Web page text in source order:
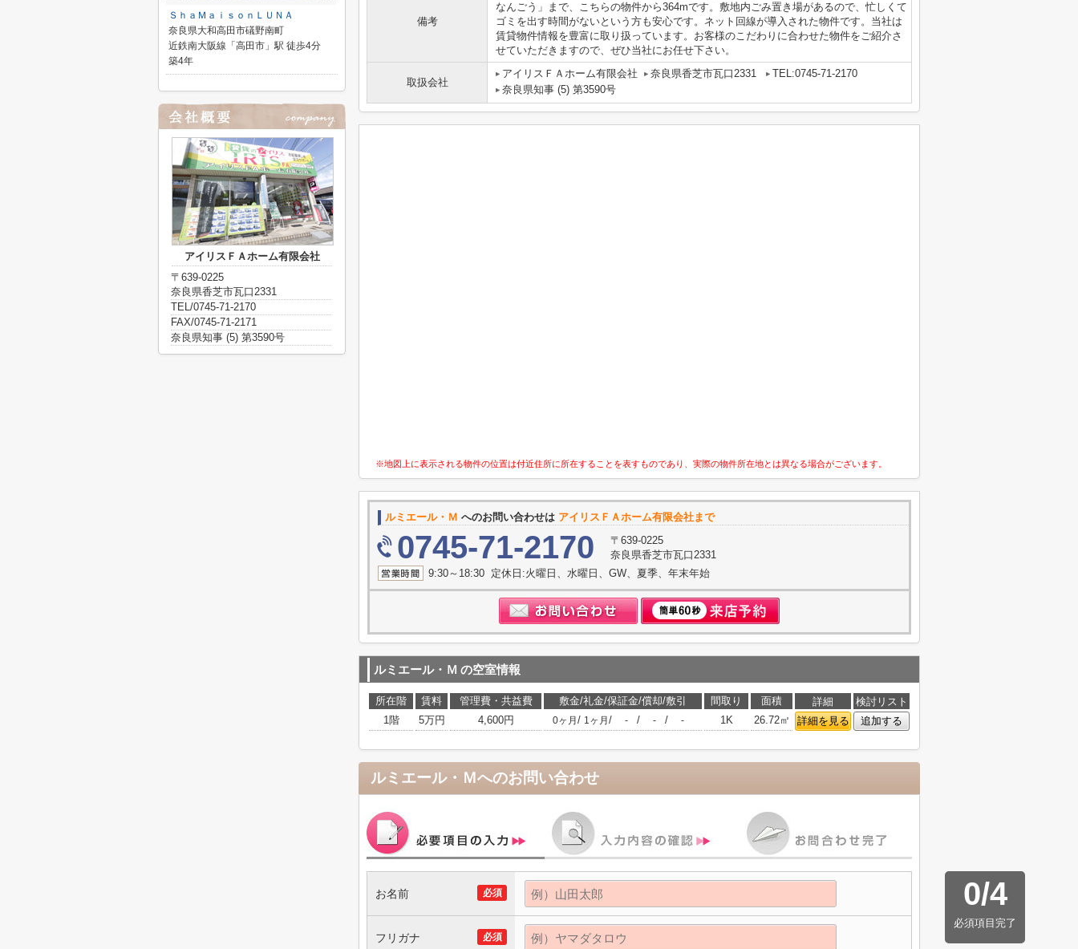
備考
なんごう」まで、こちらの物件から364mです。敷地内ごみ置き場があるので、忙しくて
ゴミを出す時間がないという方も安心です。ネット回線が導入された物件です。当社は
賃貸物件情報を豊富に取り扱っています。お客様のこだわりに合わせた物件をご紹介さ
せていただきますので、ぜひ当社にお任せ下さい。
取扱会社
アイリスＦＡホーム有限会社 奈良県香芝市瓦口2331
TEL:0745-71-2170
奈良県知事 (5) 第3590号
※地図上に表示される物件の位置は付近住所に所在することを表すものであり、実際の物件所在地とは異なる場合がございます。
ルミエール・Ｍ へのお問い合わせは アイリスＦＡホーム有限会社まで
0745-71-2170
〒639-0225
奈良県香芝市瓦口2331
9:30～18:30 定休日:火曜日、水曜日、GW、夏季、年末年始
ルミエール・Ｍ の空室情報
所在階 賃料 管理費・共益費 敷金/礼金/保証金/償却/敷引 間取り 面積 詳細
検討リスト
1階
5万円 4,600円 0ヶ月 / 1ヶ月 / - / - / - 1K 26.72㎡ 詳細を見る 追加する
ルミエール・Ｍへのお問い合わせ
0/4
必須項目完了
必須
お名前
必須
フリガナ
ＳｈａＭａｉｓｏｎＬＵＮＡ
奈良県大和高田市礒野南町
近鉄南大阪線「高田市」駅 徒歩4分
築4年
アイリスＦＡホーム有限会社
〒639-0225
奈良県香芝市瓦口2331
TEL/0745-71-2170
FAX/0745-71-2171
奈良県知事 (5) 第3590号